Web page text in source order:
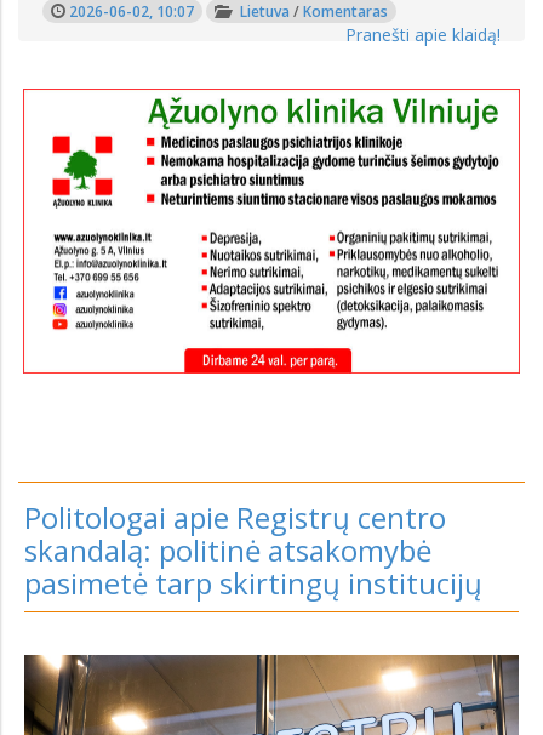
2026-06-02, 10:07 Lietuva /Komentaras
Pranešti apie klaidą!
Politologai apie Registrų centro
skandalą: politinė atsakomybė
pasimetė tarp skirtingų institucijų